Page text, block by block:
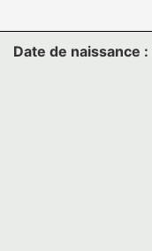
Date de naissance :